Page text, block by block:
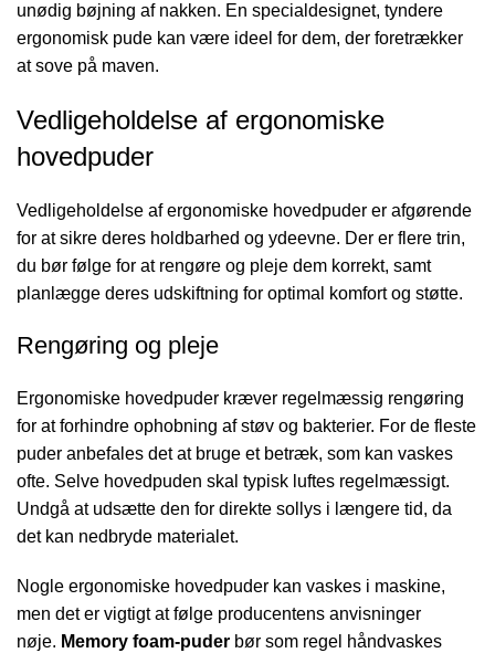
unødig bøjning af nakken. En specialdesignet, tyndere
ergonomisk pude kan være ideel for dem, der foretrækker
at sove på maven.
Vedligeholdelse af ergonomiske
hovedpuder
Vedligeholdelse af ergonomiske hovedpuder er afgørende
for at sikre deres holdbarhed og ydeevne. Der er flere trin,
du bør følge for at rengøre og pleje dem korrekt, samt
planlægge deres udskiftning for optimal komfort og støtte.
Rengøring og pleje
Ergonomiske hovedpuder kræver regelmæssig rengøring
for at forhindre ophobning af støv og bakterier. For de fleste
puder anbefales det at bruge et betræk, som kan vaskes
ofte. Selve hovedpuden skal typisk luftes regelmæssigt.
Undgå at udsætte den for direkte sollys i længere tid, da
det kan nedbryde materialet.
Nogle ergonomiske hovedpuder kan vaskes i maskine,
men det er vigtigt at følge producentens anvisninger
nøje. Memory foam-puder bør som regel håndvaskes